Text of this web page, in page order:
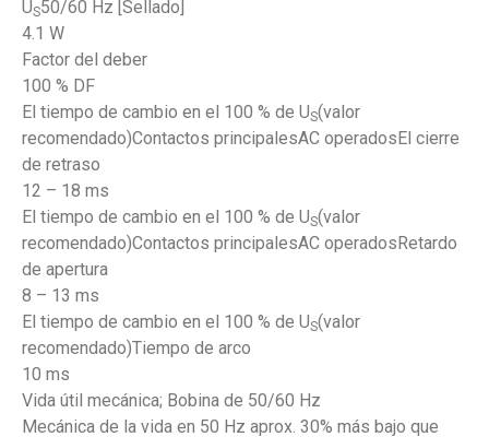
US50/60 Hz [Sellado]
4.1 W
Factor del deber
100 % DF
El tiempo de cambio en el 100 % de US(valor
recomendado)Contactos principalesAC operadosEl cierre
de retraso
12 – 18 ms
El tiempo de cambio en el 100 % de US(valor
recomendado)Contactos principalesAC operadosRetardo
de apertura
8 – 13 ms
El tiempo de cambio en el 100 % de US(valor
recomendado)Tiempo de arco
10 ms
Vida útil mecánica; Bobina de 50/60 Hz
Mecánica de la vida en 50 Hz aprox. 30% más bajo que